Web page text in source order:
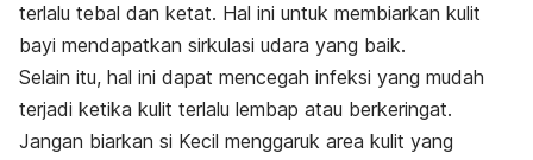
terlalu tebal dan ketat. Hal ini untuk membiarkan kulit
bayi mendapatkan sirkulasi udara yang baik.
Selain itu, hal ini dapat mencegah infeksi yang mudah
terjadi ketika kulit terlalu lembap atau berkeringat.
Jangan biarkan si Kecil menggaruk area kulit yang